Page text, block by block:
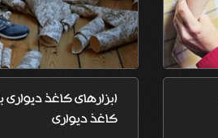
ابزارهای کاغذ دیواری
کاغذ دیواری